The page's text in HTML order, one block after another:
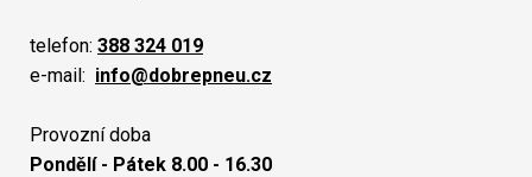
telefon: 388 324 019
e-mail: info@dobrepneu.cz
Provozní doba
Pondělí - Pátek 8.00 - 16.30